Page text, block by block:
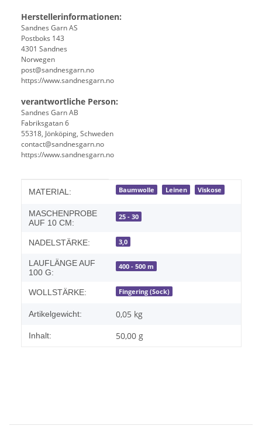
Herstellerinformationen:
Sandnes Garn AS
Postboks 143
4301 Sandnes
Norwegen
post@sandnesgarn.no
https://www.sandnesgarn.no
verantwortliche Person:
Sandnes Garn AB
Fabriksgatan 6
55318, Jönköping, Schweden
contact@sandnesgarn.no
https://www.sandnesgarn.no
Produkteigenschaft
Wert
MATERIAL: Baumwolle Leinen Viskose
MASCHENPROBE
AUF 10 CM:
25 - 30
NADELSTÄRKE: 3,0
LAUFLÄNGE AUF
100 G:
400 - 500 m
WOLLSTÄRKE: Fingering (Sock)
Artikelgewicht: 0,05 kg
Inhalt: 50,00 g